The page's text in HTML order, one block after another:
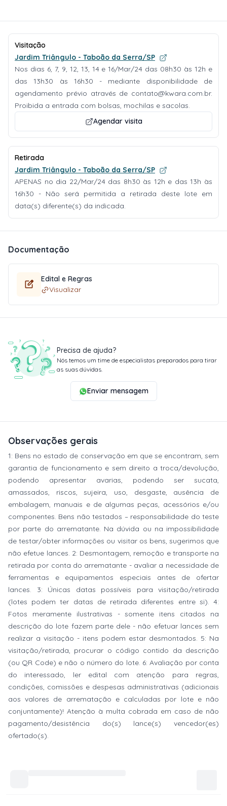
Visitação
Jardim Triângulo - Taboão da Serra/SP
Nos dias 6, 7, 9, 12, 13, 14 e 16/Mar/24 das 08h30 às 12h e
das 13h30 às 16h30 - mediante disponibilidade de
agendamento prévio através de contato@kwara.com.br.
Proibida a entrada com bolsas, mochilas e sacolas.
Agendar visita
Retirada
Jardim Triângulo - Taboão da Serra/SP
APENAS no dia 22/Mar/24 das 8h30 às 12h e das 13h às
16h30 - Não será permitida a retirada deste lote em
data(s) diferente(s) da indicada.
Documentação
Edital e Regras
Visualizar
Precisa de ajuda?
Nós temos um time de especialistas preparados para tirar
as suas dúvidas.
Enviar mensagem
Observações gerais
1: Bens no estado de conservação em que se encontram, sem
garantia de funcionamento e sem direito a troca/devolução,
podendo apresentar avarias, podendo ser sucata,
amassados, riscos, sujeira, uso, desgaste, ausência de
embalagem, manuais e de algumas peças, acessórios e/ou
componentes. Bens não testados – responsabilidade do teste
por parte do arrematante. Na dúvida ou na impossibilidade
de testar/obter informações ou visitar os bens, sugerimos que
não efetue lances. 2: Desmontagem, remoção e transporte na
retirada por conta do arrematante - avaliar a necessidade de
ferramentas e equipamentos especiais antes de ofertar
lances. 3: Únicas datas possíveis para visitação/retirada
(lotes podem ter datas de retirada diferentes entre si). 4:
Fotos meramente ilustrativas - somente itens citados na
descrição do lote fazem parte dele - não efetuar lances sem
realizar a visitação - itens podem estar desmontados. 5: Na
visitação/retirada, procurar o código contido da descrição
(ou QR Code) e não o número do lote. 6: Avaliação por conta
do interessado, ler edital com atenção para regras,
condições, comissões e despesas administrativas (adicionais
aos valores de arrematação e calculadas por lote e não
conjuntamente)! Atenção à multa cobrada em caso de não
pagamento/desistência do(s) lance(s) vencedor(es)
ofertado(s).